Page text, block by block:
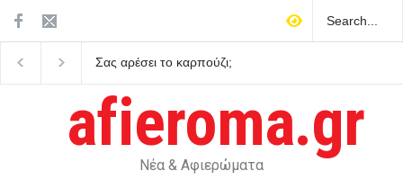
Σας αρέσει το καρπούζι;
afieroma.gr
Νέα & Αφιερώματα